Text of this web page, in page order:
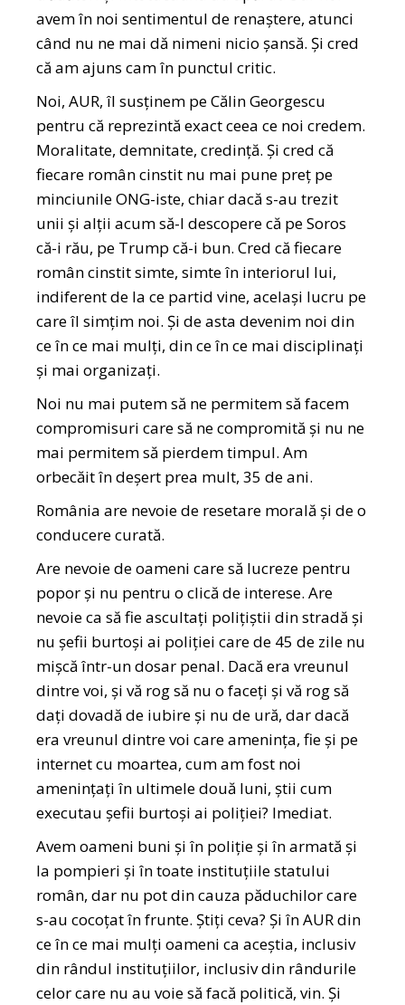
avem în noi sentimentul de renaștere, atunci
când nu ne mai dă nimeni nicio șansă. Și cred
că am ajuns cam în punctul critic.
Noi, AUR, îl susținem pe Călin Georgescu
pentru că reprezintă exact ceea ce noi credem.
Moralitate, demnitate, credință. Și cred că
fiecare român cinstit nu mai pune preț pe
minciunile ONG-iste, chiar dacă s-au trezit
unii și alții acum să-l descopere că pe Soros
că-i rău, pe Trump că-i bun. Cred că fiecare
român cinstit simte, simte în interiorul lui,
indiferent de la ce partid vine, același lucru pe
care îl simțim noi. Și de asta devenim noi din
ce în ce mai mulți, din ce în ce mai disciplinați
și mai organizați.
Noi nu mai putem să ne permitem să facem
compromisuri care să ne compromită și nu ne
mai permitem să pierdem timpul. Am
orbecăit în deșert prea mult, 35 de ani.
România are nevoie de resetare morală și de o
conducere curată.
Are nevoie de oameni care să lucreze pentru
popor și nu pentru o clică de interese. Are
nevoie ca să fie ascultați polițiștii din stradă și
nu șefii burtoși ai poliției care de 45 de zile nu
mișcă într-un dosar penal. Dacă era vreunul
dintre voi, și vă rog să nu o faceți și vă rog să
dați dovadă de iubire și nu de ură, dar dacă
era vreunul dintre voi care amenința, fie și pe
internet cu moartea, cum am fost noi
amenințați în ultimele două luni, știi cum
executau șefii burtoși ai poliției? Imediat.
Avem oameni buni și în poliție și în armată și
la pompieri și în toate instituțiile statului
român, dar nu pot din cauza păduchilor care
s-au cocoțat în frunte. Știți ceva? Și în AUR din
ce în ce mai mulți oameni ca aceștia, inclusiv
din rândul instituțiilor, inclusiv din rândurile
celor care nu au voie să facă politică, vin. Și